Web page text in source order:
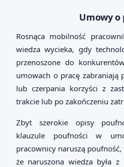
Umowy o
Rosnąca mobilność
wiedza wycieka, gdy
przenoszone do
umowach o pracę zabraniają
lub czerpania korzyści z
trakcie lub po zakończeniu
Zbyt szerokie opisy
klauzule poufności w
pracownicy naruszą
że naruszona wiedza była